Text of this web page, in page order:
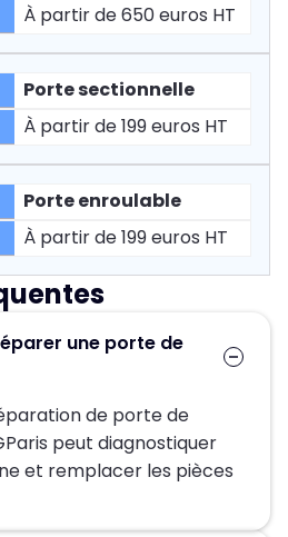
À partir de 650 euros HT
Porte sectionnelle
À partir de 199 euros HT
Porte enroulable
À partir de 199 euros HT
une porte de
de porte de
peut diagnostiquer
et remplacer les pièces